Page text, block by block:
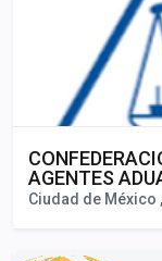
AGENTES
Ciudad de México